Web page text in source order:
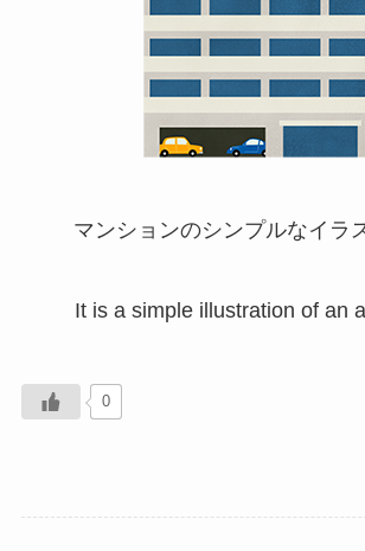
マンションのシンプルなイラ
It is a simple illustration of an
0